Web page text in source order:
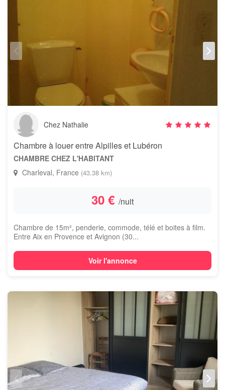
Chez Nathalie
Chambre à louer entre Alpilles et Lubéron
CHAMBRE CHEZ L'HABITANT
Charleval, France (43,38 km)
30 € /nuit
Chambre de 15m², penderie, commode, télé et boites à film.
Entre Aix en Provence et Avignon (30...
Voir l'annonce